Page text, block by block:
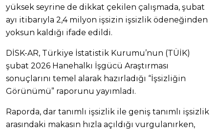
yüksek seyrine de dikkat çekilen çalışmada, şubat
ayı itibarıyla 2,4 milyon işsizin işsizlik ödeneğinden
yoksun kaldığı ifade edildi.
DİSK-AR, Türkiye İstatistik Kurumu’nun (TÜİK)
şubat 2026 Hanehalkı İşgücü Araştırması
sonuçlarını temel alarak hazırladığı “İşsizliğin
Görünümü” raporunu yayımladı.
Raporda, dar tanımlı işsizlik ile geniş tanımlı işsizlik
arasındaki makasın hızla açıldığı vurgulanırken,